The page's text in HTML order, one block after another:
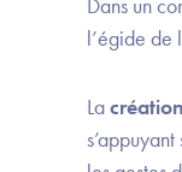
l’égide de
La